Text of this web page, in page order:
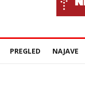
PREGLED NAJAVE